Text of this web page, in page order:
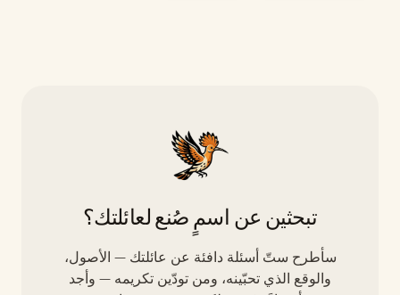
تبحثين عن اسمٍ صُنع لعائلتك؟
سأطرح ستّ أسئلة دافئة عن عائلتك — الأصول،
والوقع الذي تحبّينه، ومن تودّين تكريمه — وأجد